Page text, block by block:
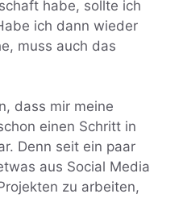
habe, sollte ich
ich dann wieder
muss auch das
dass mir meine
einen Schritt in
Denn seit ein paar
aus Social Media
zu arbeiten,